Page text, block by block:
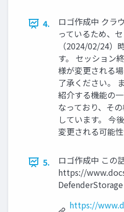
4.
ロゴ作成中 クラ
っているため、
（2024/02/24）
す。 セッション
様が変更される
了承ください。
紹介する機能の
なっており、そ
しています。 今
変更される可能
5.
ロゴ作成中 この
https://
https://